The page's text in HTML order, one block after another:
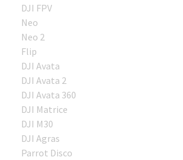
DJI FPV
Neo
Neo 2
Flip
DJI Avata
DJI Avata 2
DJI Avata 360
DJI Matrice
DJI M30
DJI Agras
Parrot Disco